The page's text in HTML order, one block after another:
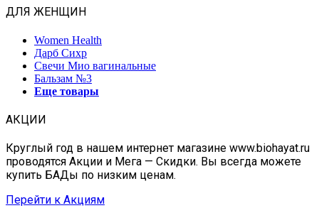
ДЛЯ ЖЕНЩИН
Women Health
Дарб Сихр
Свечи Мио вагинальные
Бальзам №3
Еще товары
АКЦИИ
Круглый год в нашем интернет магазине www.biohayat.ru
проводятся Акции и Мега — Скидки. Вы всегда можете
купить БАДы по низким ценам.
Перейти к Акциям